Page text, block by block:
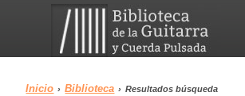
Inicio › Biblioteca › Resultados búsqueda